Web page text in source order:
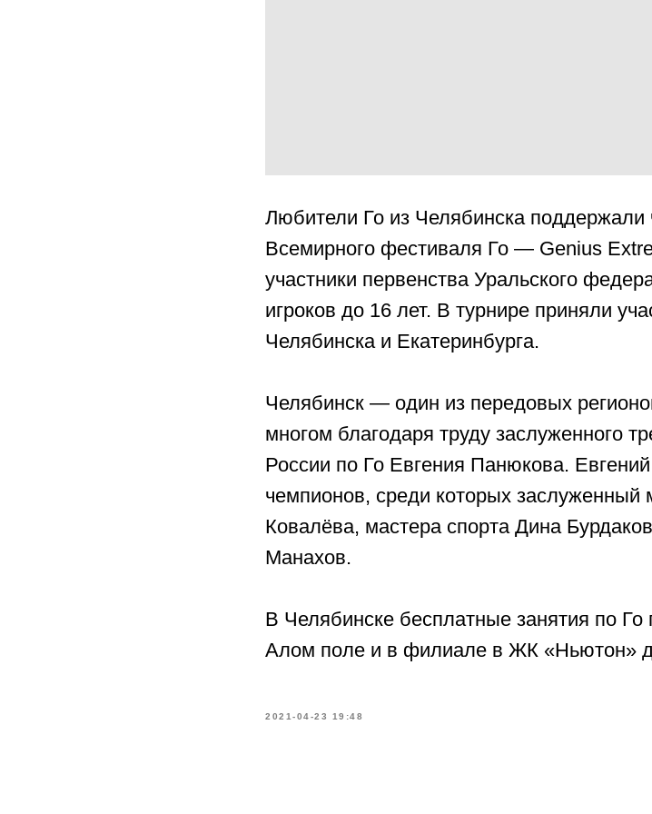
Любители Го из Челябинска
Всемирного фестиваля Го — Genius
участники первенства Уральского
игроков до 16 лет. В турнире приняли
Челябинска и Екатеринбурга.
Челябинск — один из передовых
многом благодаря труду заслуженного
России по Го Евгения Панюкова.
чемпионов, среди которых заслуженный
Ковалёва, мастера спорта Дина
Манахов.
В Челябинске бесплатные занятия по
Алом поле и в филиале в ЖК «Ньютон»
2021-04-23 19:48